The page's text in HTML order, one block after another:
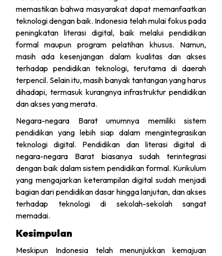
memastikan bahwa masyarakat dapat memanfaatkan
teknologi dengan baik. Indonesia telah mulai fokus pada
peningkatan literasi digital, baik melalui pendidikan
formal maupun program pelatihan khusus. Namun,
masih ada kesenjangan dalam kualitas dan akses
terhadap pendidikan teknologi, terutama di daerah
terpencil. Selain itu, masih banyak tantangan yang harus
dihadapi, termasuk kurangnya infrastruktur pendidikan
dan akses yang merata.
Negara-negara Barat umumnya memiliki sistem
pendidikan yang lebih siap dalam mengintegrasikan
teknologi digital. Pendidikan dan literasi digital di
negara-negara Barat biasanya sudah terintegrasi
dengan baik dalam sistem pendidikan formal. Kurikulum
yang mengajarkan keterampilan digital sudah menjadi
bagian dari pendidikan dasar hingga lanjutan, dan akses
terhadap teknologi di sekolah-sekolah sangat
memadai.
Kesimpulan
Meskipun Indonesia telah menunjukkan kemajuan